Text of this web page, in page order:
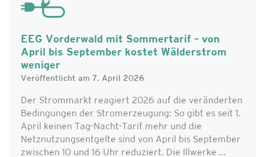
EEG Vorderwald mit Sommertarif – von
April bis September kostet Wälderstrom
weniger
Veröffentlicht am 7. April 2026
Der Strommarkt reagiert 2026 auf die veränderten
Bedingungen der Stromerzeugung: So gibt es seit 1.
April keinen Tag-Nacht-Tarif mehr und die
Netznutzungsentgelte sind von April bis September
zwischen 10 und 16 Uhr reduziert. Die Illwerke ...